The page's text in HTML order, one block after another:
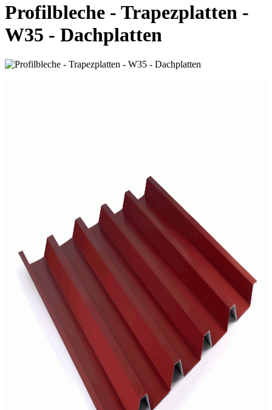
Profilbleche - Trapezplatten -
W35 - Dachplatten